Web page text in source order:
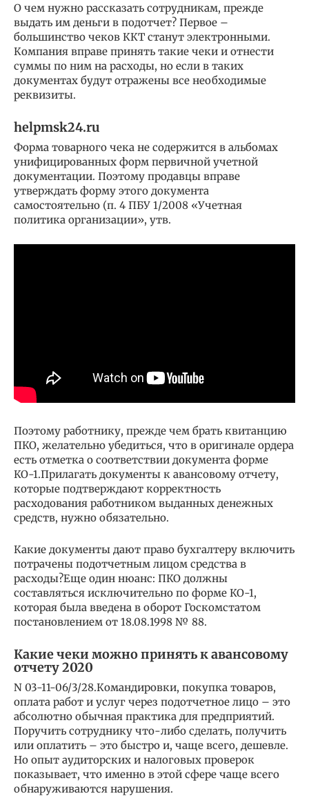
О чем нужно рассказать сотрудникам, прежде
выдать им деньги в подотчет? Первое –
большинство чеков ККТ станут электронными.
Компания вправе принять такие чеки и отнести
суммы по ним на расходы, но если в таких
документах будут отражены все необходимые
реквизиты.
helpmsk24.ru
Форма товарного чека не содержится в альбомах
унифицированных форм первичной учетной
документации. Поэтому продавцы вправе
утверждать форму этого документа
самостоятельно (п. 4 ПБУ 1/2008 «Учетная
политика организации», утв.
Поэтому работнику, прежде чем брать квитанцию
ПКО, желательно убедиться, что в оригинале ордера
есть отметка о соответствии документа форме
КО-1.Прилагать документы к авансовому отчету,
которые подтверждают корректность
расходования работником выданных денежных
средств, нужно обязательно.
Какие документы дают право бухгалтеру включить
потрачены подотчетным лицом средства в
расходы?Еще один нюанс: ПКО должны
составляться исключительно по форме КО-1,
которая была введена в оборот Госкомстатом
постановлением от 18.08.1998 № 88.
Какие чеки можно принять к авансовому
отчету 2020
N 03-11-06/3/28.Командировки, покупка товаров,
оплата работ и услуг через подотчетное лицо – это
абсолютно обычная практика для предприятий.
Поручить сотруднику что-либо сделать, получить
или оплатить – это быстро и, чаще всего, дешевле.
Но опыт аудиторских и налоговых проверок
показывает, что именно в этой сфере чаще всего
обнаруживаются нарушения.